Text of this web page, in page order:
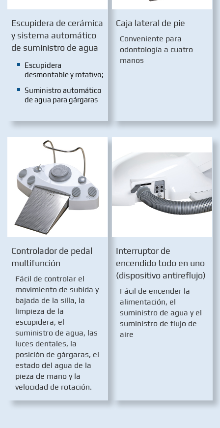
Escupidera de cerámica
y sistema automático
de suministro de agua
Escupidera
desmontable y rotativo;
Suministro automático
de agua para gárgaras
Caja lateral de pie
Conveniente para
odontología a cuatro
manos
Controlador de pedal
multifunción
Fácil de controlar el
movimiento de subida y
bajada de la silla, la
limpieza de la
escupidera, el
suministro de agua, las
luces dentales, la
posición de gárgaras, el
estado del agua de la
pieza de mano y la
velocidad de rotación.
Interruptor de
encendido todo en uno
(dispositivo antireflujo)
Fácil de encender la
alimentación, el
suministro de agua y el
suministro de flujo de
aire